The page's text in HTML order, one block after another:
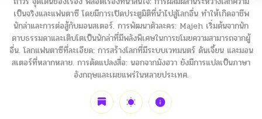
เป็นจริงและแฟนตาซี โดยมีการเปิดประตูมิติที่นำไปสู่โลกอื่น ทำให้เกิดอาชีพ
นักล่าและการต่อสู้กับมอนสเตอร์. การพัฒนาตัวละคร: Majeh เริ่มต้นจากนัก
ดาบธรรมดาและเติบโตเป็นนักล่าที่มีพลังพิเศษในการขโมยความสามารถจากผู้
อื่น. โลกแฟนตาซีที่ละเอียด: การสร้างโลกที่มีระบบเวทมนตร์ ดันเจี้ยน และมอน
สเตอร์ที่หลากหลาย. การดัดแปลงสื่อ: นอกจากมังฮวา ยังมีการแปลเป็นภาษา
อังกฤษและเผยแพร่ในหลายประเทศ.